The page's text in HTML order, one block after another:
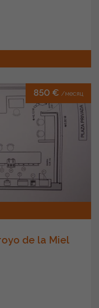
850 € /месяц
de la Miel